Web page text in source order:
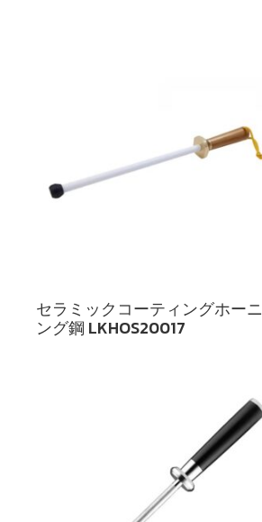
セラミックコーティングホーニ
ング鋼 LKHOS20017